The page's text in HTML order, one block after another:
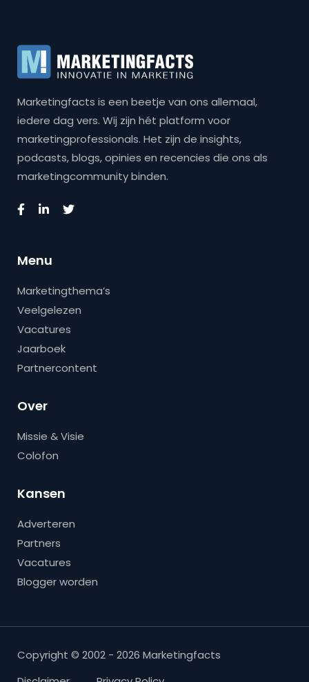
Marketingfacts is een beetje van ons allemaal,
iedere dag vers. Wij zijn hét platform voor
marketingprofessionals. Het zijn de insights,
podcasts, blogs, opinies en recencies die ons als
marketingcommunity binden.
Menu
Marketingthema’s
Veelgelezen
Vacatures
Jaarboek
Partnercontent
Over
Missie & Visie
Colofon
Kansen
Adverteren
Partners
Vacatures
Blogger worden
Copyright © 2002 - 2026 Marketingfacts